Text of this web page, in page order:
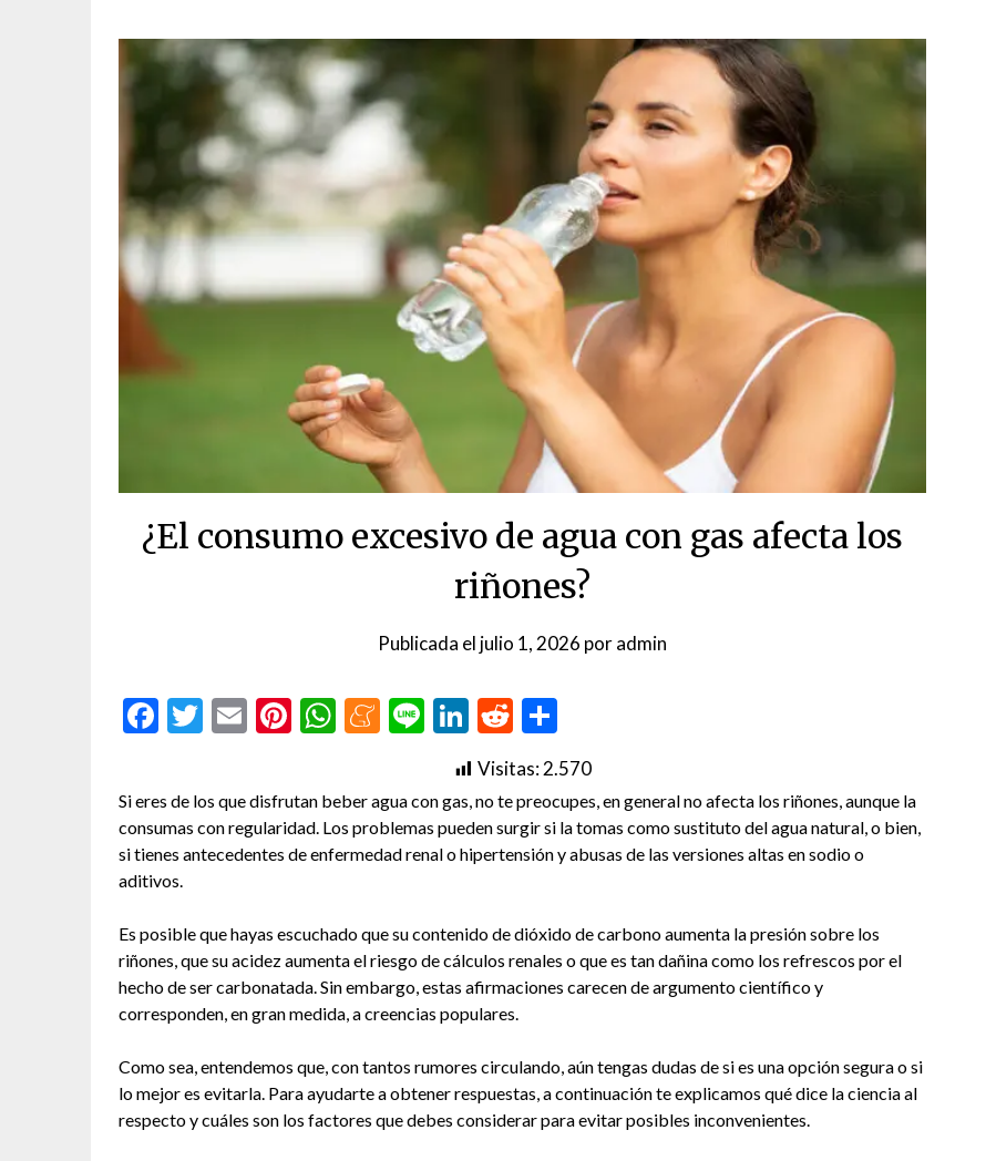
¿El consumo excesivo de agua con gas afecta los
riñones?
Publicada el julio 1, 2026 poradmin
Facebook
Twitter
EmailPinterest
WhatsApp
Meneame
LineLinkedIn
Reddit
Visitas:2.570
Si eres de los que disfrutan beber agua con gas, no te preocupes, en general no afecta los riñones, aunque la
consumas con regularidad. Los problemas pueden surgir si la tomas como sustituto del agua natural, o bien,
si tienes antecedentes de enfermedad renal o hipertensión y abusas de las versiones altas en sodio o
aditivos.
Es posible que hayas escuchado que su contenido de dióxido de carbono aumenta la presión sobre los
riñones, que su acidez aumenta el riesgo de cálculos renales o que es tan dañina como los refrescos por el
hecho de ser carbonatada. Sin embargo, estas afirmaciones carecen de argumento científico y
corresponden, en gran medida, a creencias populares.
Como sea, entendemos que, con tantos rumores circulando, aún tengas dudas de si es una opción segura o si
lo mejor es evitarla. Para ayudarte a obtener respuestas, a continuación te explicamos qué dice la ciencia al
respecto y cuáles son los factores que debes considerar para evitar posibles inconvenientes.